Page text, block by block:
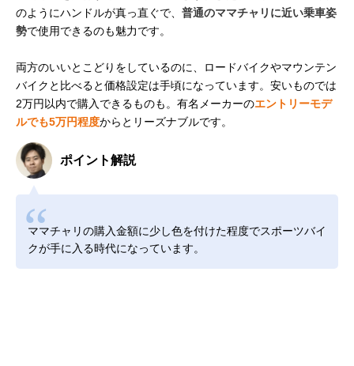
のようにハンドルが真っ直ぐで、 普通のママチャリに近い乗車姿
勢で使用できるのも魅力です。
両方のいいとこどりをしているのに、ロードバイクやマウンテン
バイクと比べると価格設定は手頃になっています。安いものでは
2万円以内で購入できるものも。有名メーカーのエントリーモデ
ルでも5万円程度からとリーズナブルです。
ポイント解説
ママチャリの購入金額に少し色を付けた程度でスポーツバイ
クが手に入る時代になっています。